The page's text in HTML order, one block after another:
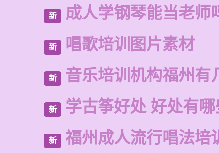
新 成人学钢琴能当老师
新 唱歌培训图片素材
新 音乐培训机构福州有
新 学古筝好处 好处有哪
新 福州成人流行唱法培